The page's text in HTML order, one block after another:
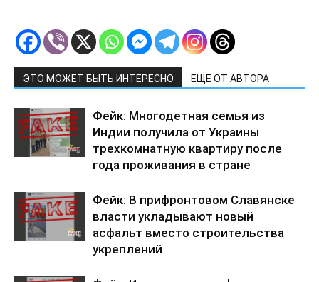
ЭТО МОЖЕТ БЫТЬ ИНТЕРЕСНО ЕЩЕ ОТ АВТОРА
Фейк: Многодетная семья из
Индии получила от Украины
трехкомнатную квартиру после
года проживания в стране
Фейк: В прифронтовом Славянске
власти укладывают новый
асфальт вместо строительства
укреплений